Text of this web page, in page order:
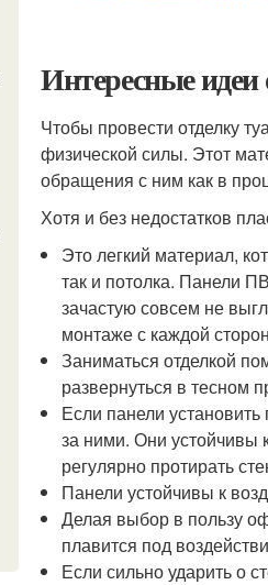
Интересные
Чтобы провести отделку
физической силы. Этот
обращения с ним как в
Хотя и без недостатков
Это легкий материал,
так и потолка. Панели
зачастую совсем не
монтаже с каждой
Заниматься отделкой
развернуться в тесном
Если панели
за ними. Они устойчивы
регулярно протирать
Панели устойчивы к
Делая выбор в пользу
плавится под
Если сильно ударить о